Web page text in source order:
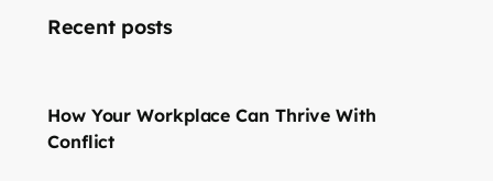
Recent posts
How Your Workplace Can Thrive With
Conflict